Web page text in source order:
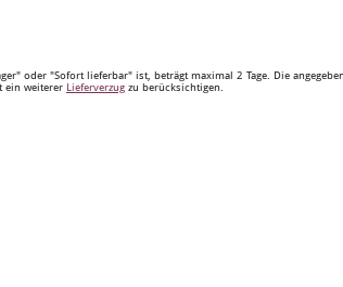
oder "Sofort lieferbar" ist, beträgt maximal 2 Tage. Die
ein weiterer Lieferverzug zu berücksichtigen.